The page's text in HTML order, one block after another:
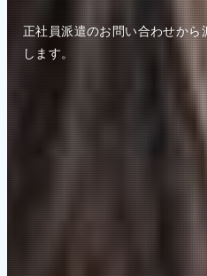
正社員派遣のお問い合わせか
します。